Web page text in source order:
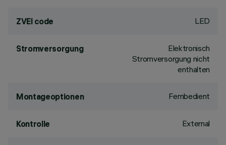
ZVEI code LED
Stromversorgung
Elektronisch
Stromversorgung nicht
enthalten
Montageoptionen Fernbedient
Kontrolle External